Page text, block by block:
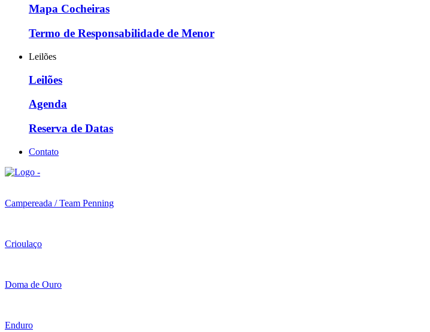
Mapa Cocheiras
Termo de Responsabilidade de Menor
Leilões
Leilões
Agenda
Reserva de Datas
Contato
Campereada / Team Penning
Crioulaço
Doma de Ouro
Enduro